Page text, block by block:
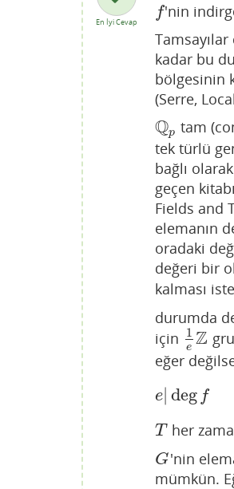
En İyi Cevap
f
f 'nin
kadar bu
bölgesinin
(Serre,
Qp
Qp tam
tek türlü
bağlı
geçen
Fields and
elemanın
oradaki
değeri bir
kalması
durumda
için
1
e Z
1eZ
eğer
e| deg f
e |deg f
T
T her
G
G 'nin
mümkün.